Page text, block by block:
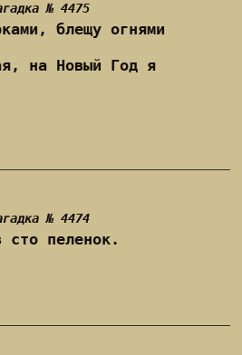
№ 4475
блещу огнями
на Новый Год я
№ 4474
сто пеленок.